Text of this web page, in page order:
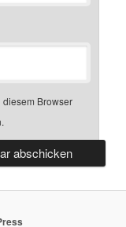
diesem Browser